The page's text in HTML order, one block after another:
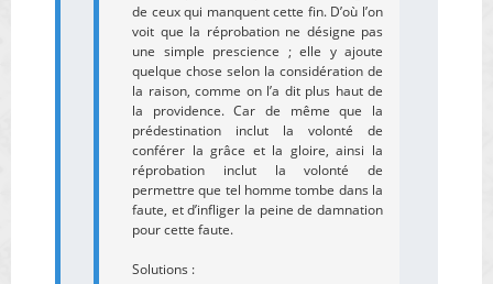
de ceux qui manquent cette fin. D’où l’on
voit que la réprobation ne désigne pas
une simple prescience ; elle y ajoute
quelque chose selon la considération de
la raison, comme on l’a dit plus haut de
la providence. Car de même que la
prédestination inclut la volonté de
conférer la grâce et la gloire, ainsi la
réprobation inclut la volonté de
permettre que tel homme tombe dans la
faute, et d’infliger la peine de damnation
pour cette faute.
Solutions :